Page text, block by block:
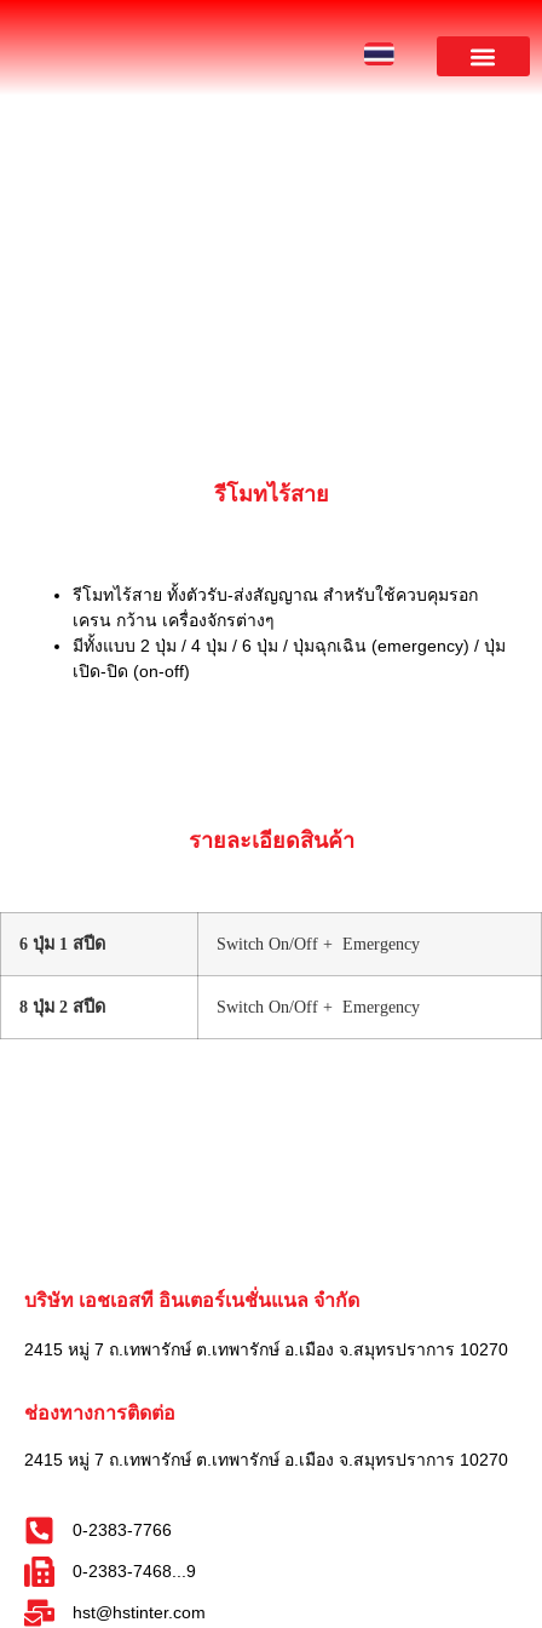
รีโมทไร้สาย
รีโมทไร้สาย ทั้งตัวรับ-ส่งสัญญาณ สำหรับใช้ควบคุมรอก
เครน กว้าน เครื่องจักรต่างๆ
มีทั้งแบบ 2 ปุ่ม / 4 ปุ่ม / 6 ปุ่ม / ปุ่มฉุกเฉิน (emergency) / ปุ่ม
เปิด-ปิด (on-off)
รายละเอียดสินค้า
6 ปุ่ม 1 สปีด Switch On/Off + Emergency
8 ปุ่ม 2 สปีด Switch On/Off + Emergency
บริษัท เอชเอสที อินเตอร์เนชั่นแนล จำกัด
2415 หมู่ 7 ถ.เทพารักษ์ ต.เทพารักษ์ อ.เมือง จ.สมุทรปราการ 10270
ช่องทางการติดต่อ
2415 หมู่ 7 ถ.เทพารักษ์ ต.เทพารักษ์ อ.เมือง จ.สมุทรปราการ 10270
0-2383-7766
0-2383-7468...9
hst@hstinter.com